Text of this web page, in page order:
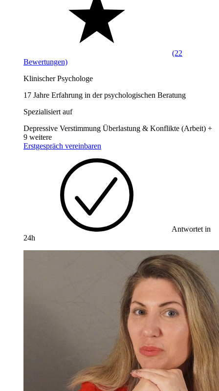
(22
Bewertungen)
Klinischer Psychologe
17 Jahre Erfahrung in der psychologischen Beratung
Spezialisiert auf
Depressive Verstimmung Überlastung & Konflikte (Arbeit) +
9 weitere
Erstgespräch vereinbaren
Antwortet in
24h